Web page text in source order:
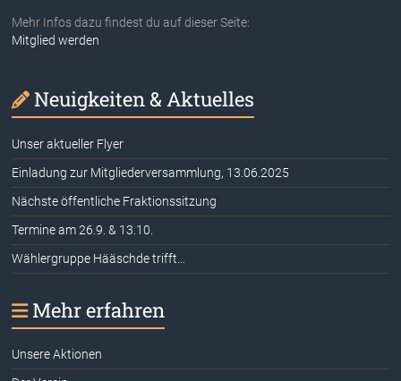
Mehr Infos dazu findest du auf dieser Seite:
Mitglied werden
Neuigkeiten & Aktuelles
Unser aktueller Flyer
Einladung zur Mitgliederversammlung, 13.06.2025
Nächste öffentliche Fraktionssitzung
Termine am 26.9. & 13.10.
Wählergruppe Hääschde trifft…
Mehr erfahren
Unsere Aktionen